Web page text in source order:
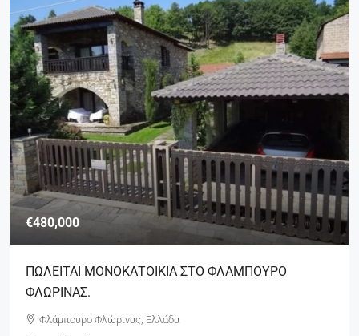
€480,000
ΠΩΛΕΙΤΑΙ ΜΟΝΟΚΑΤΟΙΚΙΑ ΣΤΟ ΦΛΑΜΠΟΥΡΟ
ΦΛΩΡΙΝΑΣ.
Φλάμπουρο Φλώρινας, Ελλάδα